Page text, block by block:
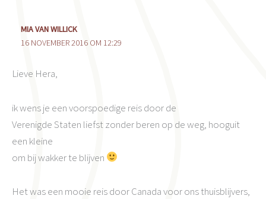
MIA VAN WILLICK
16 NOVEMBER 2016 OM 12:29
Lieve Hera,
ik wens je een voorspoedige reis door de
Verenigde Staten liefst zonder beren op de weg, hooguit
een kleine
om bij wakker te blijven
Het was een mooie reis door Canada voor ons thuisblijvers,